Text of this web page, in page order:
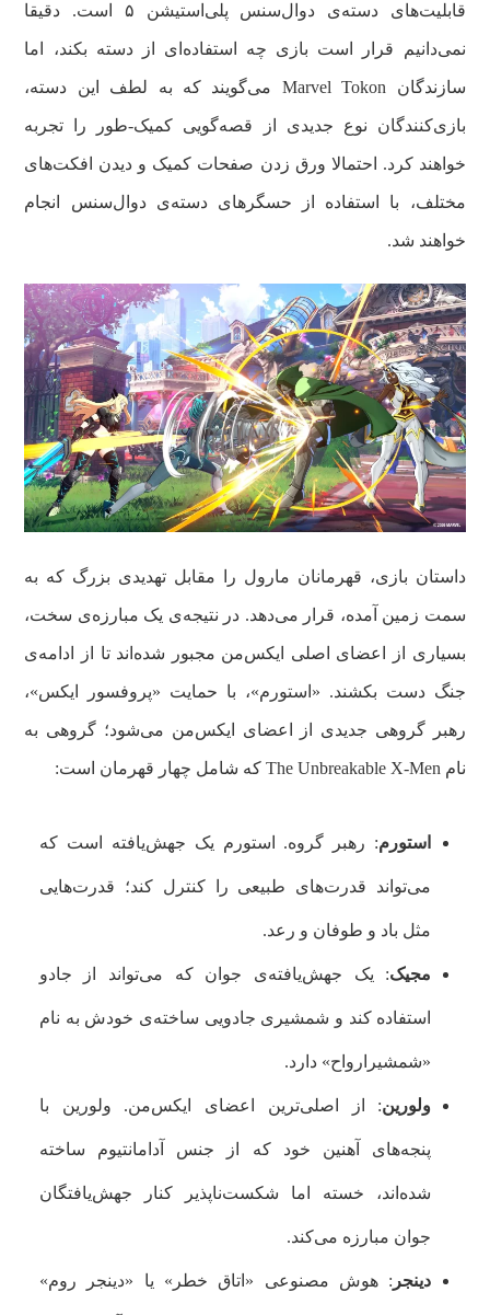
قابلیت‌های دسته‌ی دوال‌سنس پلی‌استیشن ۵ است. دقیقا
نمی‌دانیم قرار است بازی چه استفاده‌ای از دسته بکند، اما
سازندگان Marvel Tokon می‌گویند که به لطف این دسته،
بازی‌کنندگان نوع جدیدی از قصه‌گویی کمیک-طور را تجربه
خواهند کرد. احتمالا ورق زدن صفحات کمیک و دیدن افکت‌های
مختلف، با استفاده از حسگرهای دسته‌ی دوال‌سنس انجام
خواهند شد.
داستان بازی، قهرمانان مارول را مقابل تهدیدی بزرگ که به
سمت زمین آمده، قرار می‌دهد. در نتیجه‌ی یک مبارزه‌ی سخت،
بسیاری از اعضای اصلی ایکس‌من مجبور شده‌اند تا از ادامه‌ی
جنگ دست بکشند. «استورم»، با حمایت «پروفسور ایکس»،
رهبر گروهی جدیدی از اعضای ایکس‌من می‌شود؛ گروهی به
نام The Unbreakable X-Men که شامل چهار قهرمان است:
استورم: رهبر گروه. استورم یک جهش‌یافته است که
می‌تواند قدرت‌های طبیعی را کنترل کند؛ قدرت‌هایی
مثل باد و طوفان و رعد.
مجیک: یک جهش‌یافته‌ی جوان که می‌تواند از جادو
استفاده کند و شمشیری جادویی ساخته‌ی خودش به نام
«شمشیرارواح» دارد.
ولورین: از اصلی‌ترین اعضای ایکس‌من. ولورین با
پنجه‌های آهنین خود که از جنس آدامانتیوم ساخته
شده‌اند، خسته اما شکست‌ناپذیر کنار جهش‌یافتگان
جوان مبارزه می‌کند.
دینجر : هوش مصنوعی «اتاق خطر» یا «دینجر روم»